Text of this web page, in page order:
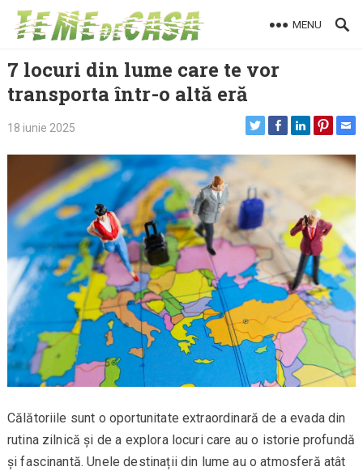
Skip
MENU
7 locuri din lume care te vor
transporta într-o altă eră
18 iunie 2025
Călătoriile sunt o oportunitate extraordinară de a evada din
rutina zilnică și de a explora locuri care au o istorie profundă
și fascinantă. Unele destinații din lume au o atmosferă atât